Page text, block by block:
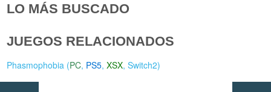
LO MÁS BUSCADO
JUEGOS RELACIONADOS
Phasmophobia (PC, PS5,XSX,Switch2)